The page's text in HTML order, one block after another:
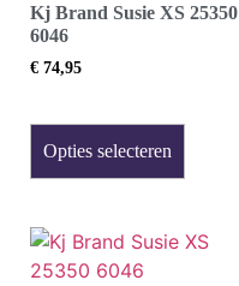
Kj Brand Susie XS 25350
6046
€ 74,95
Opties selecteren